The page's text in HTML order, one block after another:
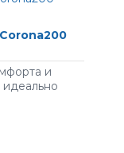
и
идеально